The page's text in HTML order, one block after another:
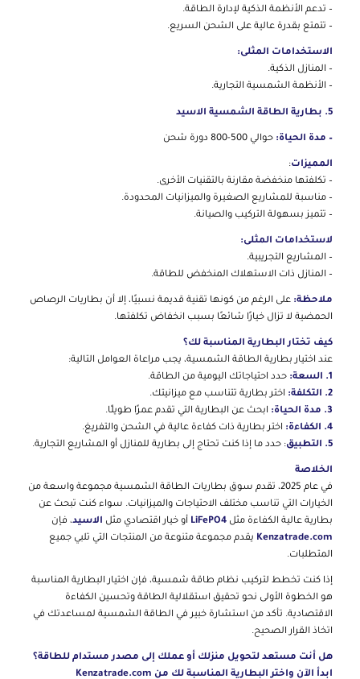
– تدعم الأنظمة الذكية لإدارة الطاقة.
– تتمتع بقدرة عالية على الشحن السريع.
الاستخدامات المثلى:
– المنازل الذكية.
– الأنظمة الشمسية التجارية.
5. بطارية الطاقة الشمسية الاسيد
– مدة الحياة: حوالي 500-800 دورة شحن
المميزات:
– تكلفتها منخفضة مقارنة بالتقنيات الأخرى.
– مناسبة للمشاريع الصغيرة والميزانيات المحدودة.
– تتميز بسهولة التركيب والصيانة.
لاستخدامات المثلى:
– المشاريع التجريبية.
– المنازل ذات الاستهلاك المنخفض للطاقة.
ملاحظة: على الرغم من كونها تقنية قديمة نسبيًا، إلا أن بطاريات الرصاص
الحمضية لا تزال خيارًا شائعًا بسبب انخفاض تكلفتها.
كيف تختار البطارية المناسبة لك؟
عند اختيار بطارية الطاقة الشمسية، يجب مراعاة العوامل التالية:
1. السعة:
حدد احتياجاتك اليومية من الطاقة.
2. التكلفة:
اختر بطارية تتناسب مع ميزانيتك.
3. مدة الحياة:
ابحث عن البطارية التي تقدم عمرًا طويلًا.
4. الكفاءة:
اختر بطارية ذات كفاءة عالية في الشحن والتفريغ.
5. التطبيق
: حدد ما إذا كنت تحتاج إلى بطارية للمنازل أو المشاريع التجارية.
الخلاصة
في عام 2025، تقدم سوق بطاريات الطاقة الشمسية مجموعة واسعة من
الخيارات التي تناسب مختلف الاحتياجات والميزانيات. سواء كنت تبحث عن
بطارية عالية الكفاءة مثل LiFePO4 أو خيار اقتصادي مثل الاسيد، فإن
Kenzatrade.com يقدم مجموعة متنوعة من المنتجات التي تلبي جميع
المتطلبات.
إذا كنت تخطط لتركيب نظام طاقة شمسية، فإن اختيار البطارية المناسبة
هو الخطوة الأولى نحو تحقيق استقلالية الطاقة وتحسين الكفاءة
الاقتصادية. تأكد من استشارة خبير في الطاقة الشمسية لمساعدتك في
اتخاذ القرار الصحيح.
هل أنت مستعد لتحويل منزلك أو عملك إلى مصدر مستدام للطاقة؟
ابدأ الآن واختر البطارية المناسبة لك من Kenzatrade.com